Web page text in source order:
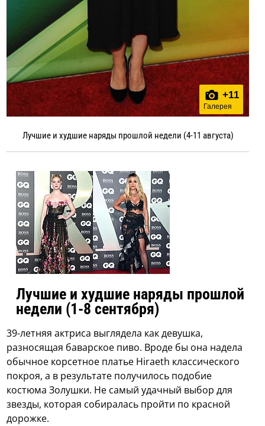
+11
Галерея
Лучшие и худшие наряды прошлой недели (4-11 августа)
Лучшие и худшие наряды прошлой
недели (1-8 сентября)
39-летняя актриса выглядела как девушка,
разносящая баварское пиво. Вроде бы она надела
обычное корсетное платье Hiraeth классического
покроя, а в результате получилось подобие
костюма Золушки. Не самый удачный выбор для
звезды, которая собиралась пройти по красной
дорожке.